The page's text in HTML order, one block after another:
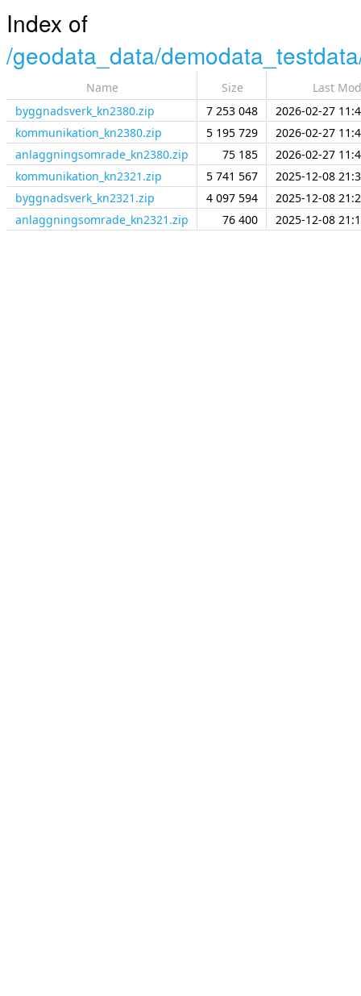
Index of
/geodata_data/
Name Size
Last
byggnadsverk_kn2380.zip
7 253 048
2026-02-27
kommunikation_kn2380.zip
5 195 729
2026-02-27
anlaggningsomrade_kn2380.zip
75 185
2026-02-27
kommunikation_kn2321.zip
5 741 567
2025-12-08
byggnadsverk_kn2321.zip
4 097 594
2025-12-08
anlaggningsomrade_kn2321.zip
76 400 2025-12-08